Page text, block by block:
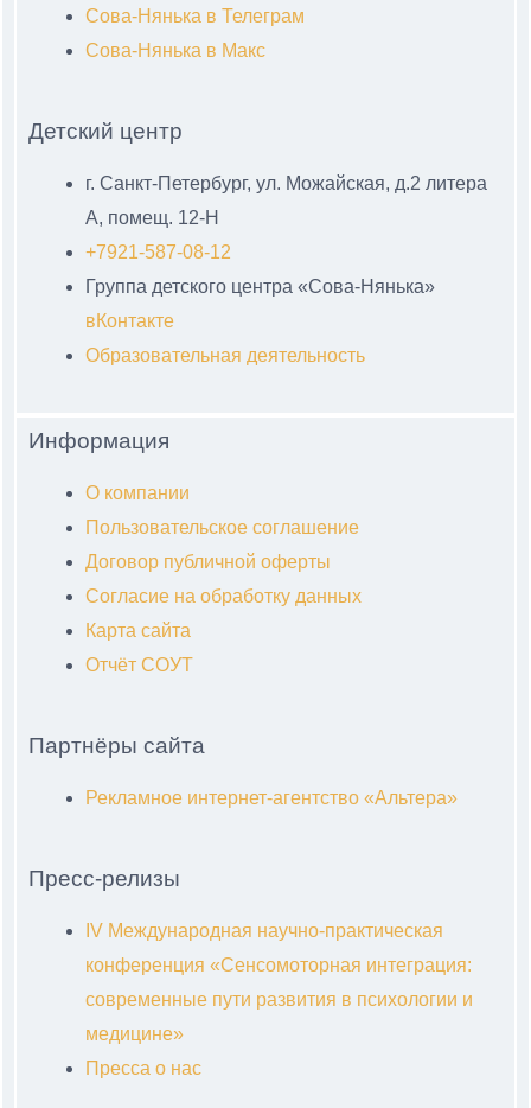
Сова-Нянька в Телеграм
Сова-Нянька в Макс
Детский центр
г. Санкт-Петербург, ул. Можайская, д.2 литера
А, помещ. 12-Н
+7921-587-08-12
Группа детского центра «Сова-Нянька»
вКонтакте
Образовательная деятельность
Информация
О компании
Пользовательское соглашение
Договор публичной оферты
Согласие на обработку данных
Карта сайта
Отчёт СОУТ
Партнёры сайта
Рекламное интернет-агентство «Альтера»
Пресс-релизы
IV Международная научно-практическая
конференция «Сенсомоторная интеграция:
современные пути развития в психологии и
медицине»
Пресса о нас